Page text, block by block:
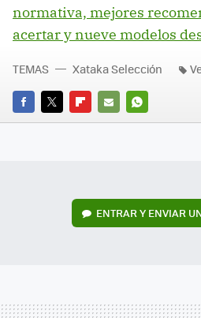
normativa, mejores
acertar y nueve modelos
FACEBOOK
TWITTERFLIPBOARD
E-
WHATSAPP
TEMAS Xataka Selección
ENTRAR Y ENVIAR